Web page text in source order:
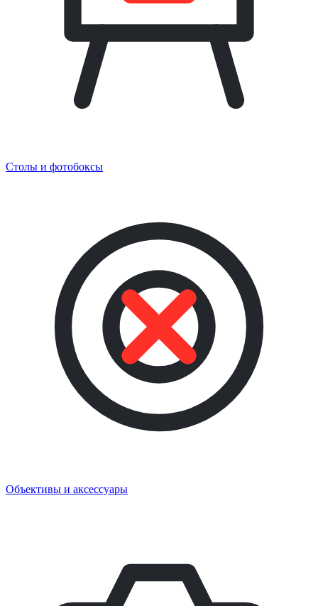
Столы и фотобоксы
Объективы и аксессуары